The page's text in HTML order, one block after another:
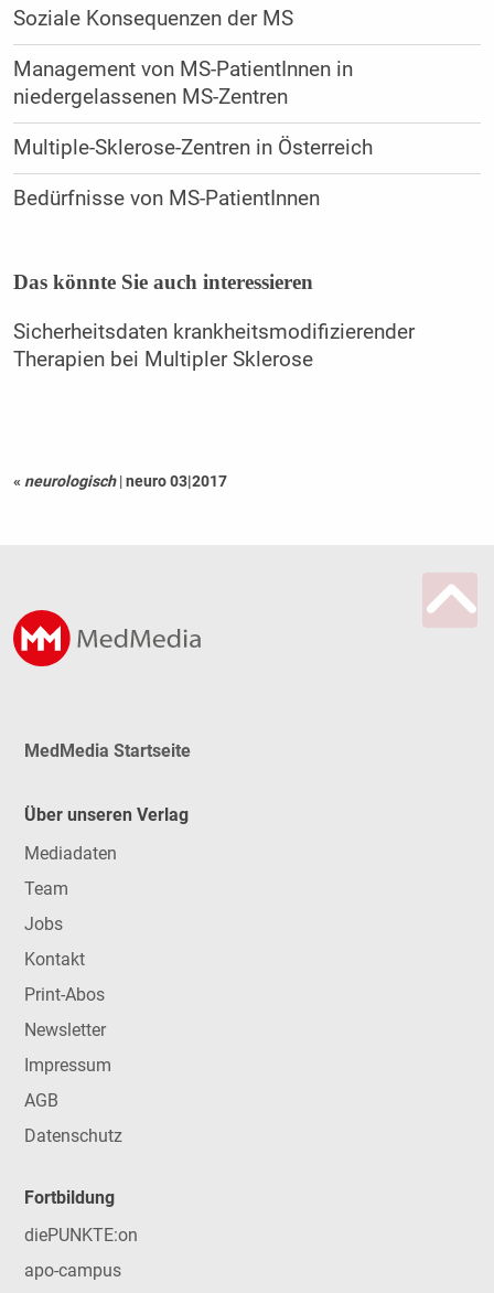
Soziale Konsequenzen der MS
Management von MS-PatientInnen in
niedergelassenen MS-Zentren
Multiple-Sklerose-Zentren in Österreich
Bedürfnisse von MS-PatientInnen
Das könnte Sie auch interessieren
Sicherheitsdaten krankheitsmodifizierender
Therapien bei Multipler Sklerose
« neurologisch |neuro 03|2017
MedMedia Startseite
Über unseren Verlag
Mediadaten
Team
Jobs
Kontakt
Print-Abos
Newsletter
Impressum
AGB
Datenschutz
Fortbildung
diePUNKTE:on
apo-campus